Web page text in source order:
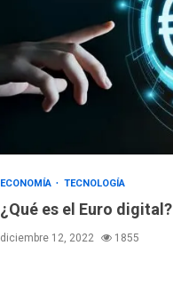
ECONOMÍA TECNOLOGÍA
¿Qué es el Euro digital?
diciembre 12, 2022 1855